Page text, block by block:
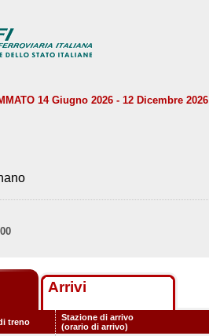
14 Giugno 2026 - 12 Dicembre 2026
Arrivi
treno
Stazione di arrivo
(orario di arrivo)